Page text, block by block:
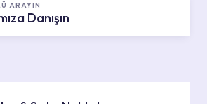
ARAYIN
Danışın